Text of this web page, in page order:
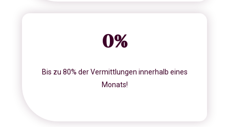
0%
Bis zu 80% der Vermittlungen innerhalb eines
Monats!